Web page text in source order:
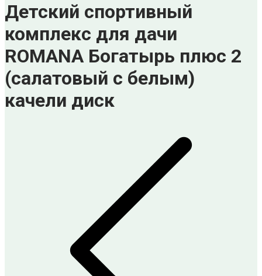
Детский спортивный
комплекс для дачи
ROMANA Богатырь плюс 2
(салатовый с белым)
качели диск